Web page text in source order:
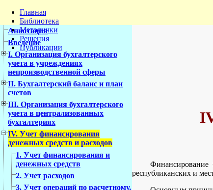
Главная
Библиотека
Методички
Решения
Публикации
Аннотация
Введение
I. Организация бухгалтерского
учета в учреждениях
непроизводственной сферы
II. Бухгалтерский баланс и план
счетов
III. Организация бухгалтерского
учета в централизованных
бухгалтериях
IV. Учет финансирования
денежных средств и расходов
1. Учет финансирования и
денежных средств
2. Учет расходов
3. Учет операций по расчетному,
Финансирование
республиканских и